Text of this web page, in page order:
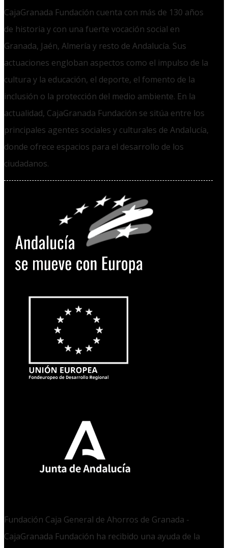
CajaGranada Fundación cuenta con más de 130 años
de historia y con una fuerte vocación social en
Granada, Jaén, Almería y resto de Andalucía. Sus
actuaciones engloban aspectos como el impulso de la
cultura y la educación, el deporte, el fomento de la
inclusión o la protección del medio ambiente. En la
actualidad, CajaGranada Fundación se sitúa entre los
principales agentes sociales y culturales de Andalucía,
donde ofrece espacios para el desarrollo de los
ciudadanos.
Fundación Caja General de Ahorros de Granada -
CajaGranada Fundación ha recibido una ayuda de la